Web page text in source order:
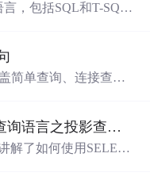
，包括SQL和T-SQL
据。,
简单查询、连接查
SQL在不同场景下的
SQL扩展之T-SQL中的数据查询语言之投影查询篇
解了如何使用SELECT